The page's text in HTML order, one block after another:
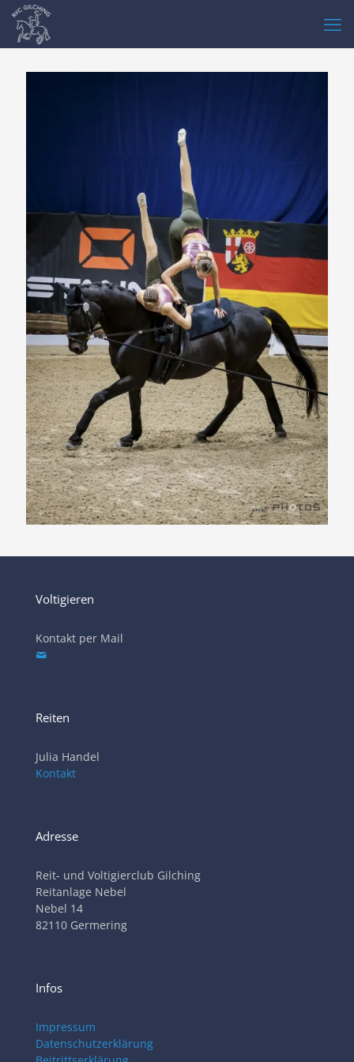
Voltigieren
Kontakt per Mail
Reiten
Julia Handel
Kontakt
Adresse
Reit- und Voltigierclub Gilching
Reitanlage Nebel
Nebel 14
82110 Germering
Infos
Impressum
Datenschutzerklärung